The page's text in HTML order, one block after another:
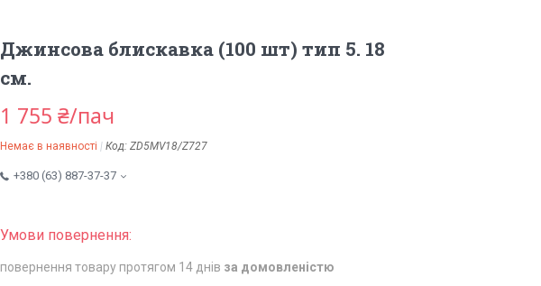
Джинсова блискавка (100 шт) тип 5. 18
см.
1 755 ₴/пач
Немає в наявності Код: ZD5MV18/Z727
+380 (63) 887-37-37
повернення товару протягом 14 днів за домовленістю